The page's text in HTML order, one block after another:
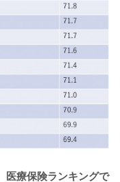
医療保険ランキングで